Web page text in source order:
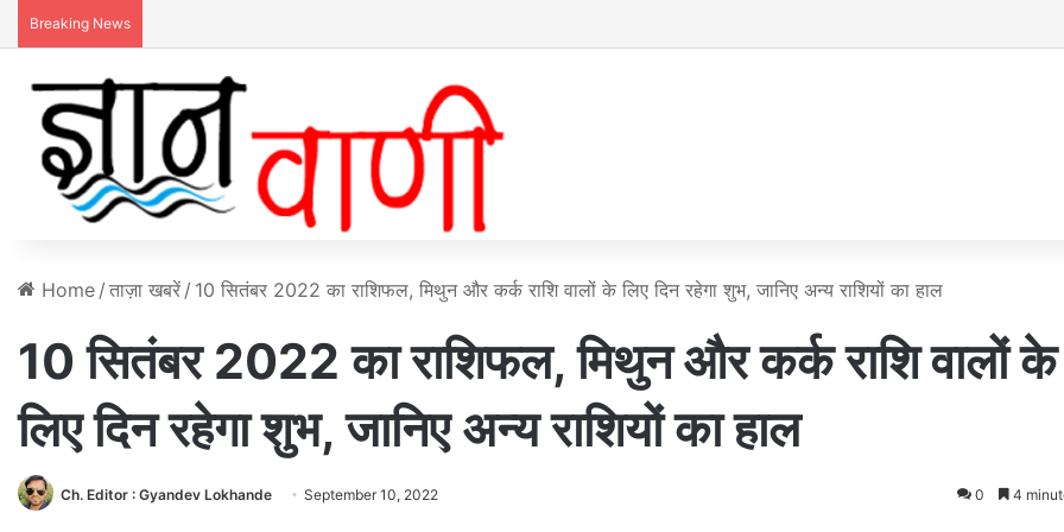
Breaking News
Home / ताज़ा खबरें / 10 सितंबर 2022 का राशिफल, मिथुन और कर्क राशि वालों के लिए दिन रहेगा शुभ, जानिए अन्य राशियों का हाल
10 सितंबर 2022 का राशिफल, मिथुन और कर्क राशि वालों के
लिए दिन रहेगा शुभ, जानिए अन्य राशियों का हाल
Ch. Editor : Gyandev Lokhande September 10, 2022 0 4